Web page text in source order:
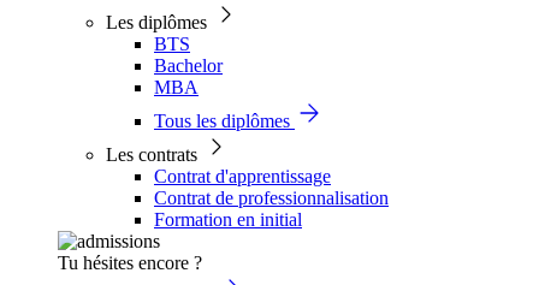
Les diplômes
BTS
Bachelor
MBA
Tous les diplômes
Les contrats
Contrat d'apprentissage
Contrat de professionnalisation
Formation en initial
Tu hésites encore ?